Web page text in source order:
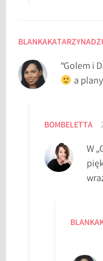
“Golem i
a
BOMBELETTA
W